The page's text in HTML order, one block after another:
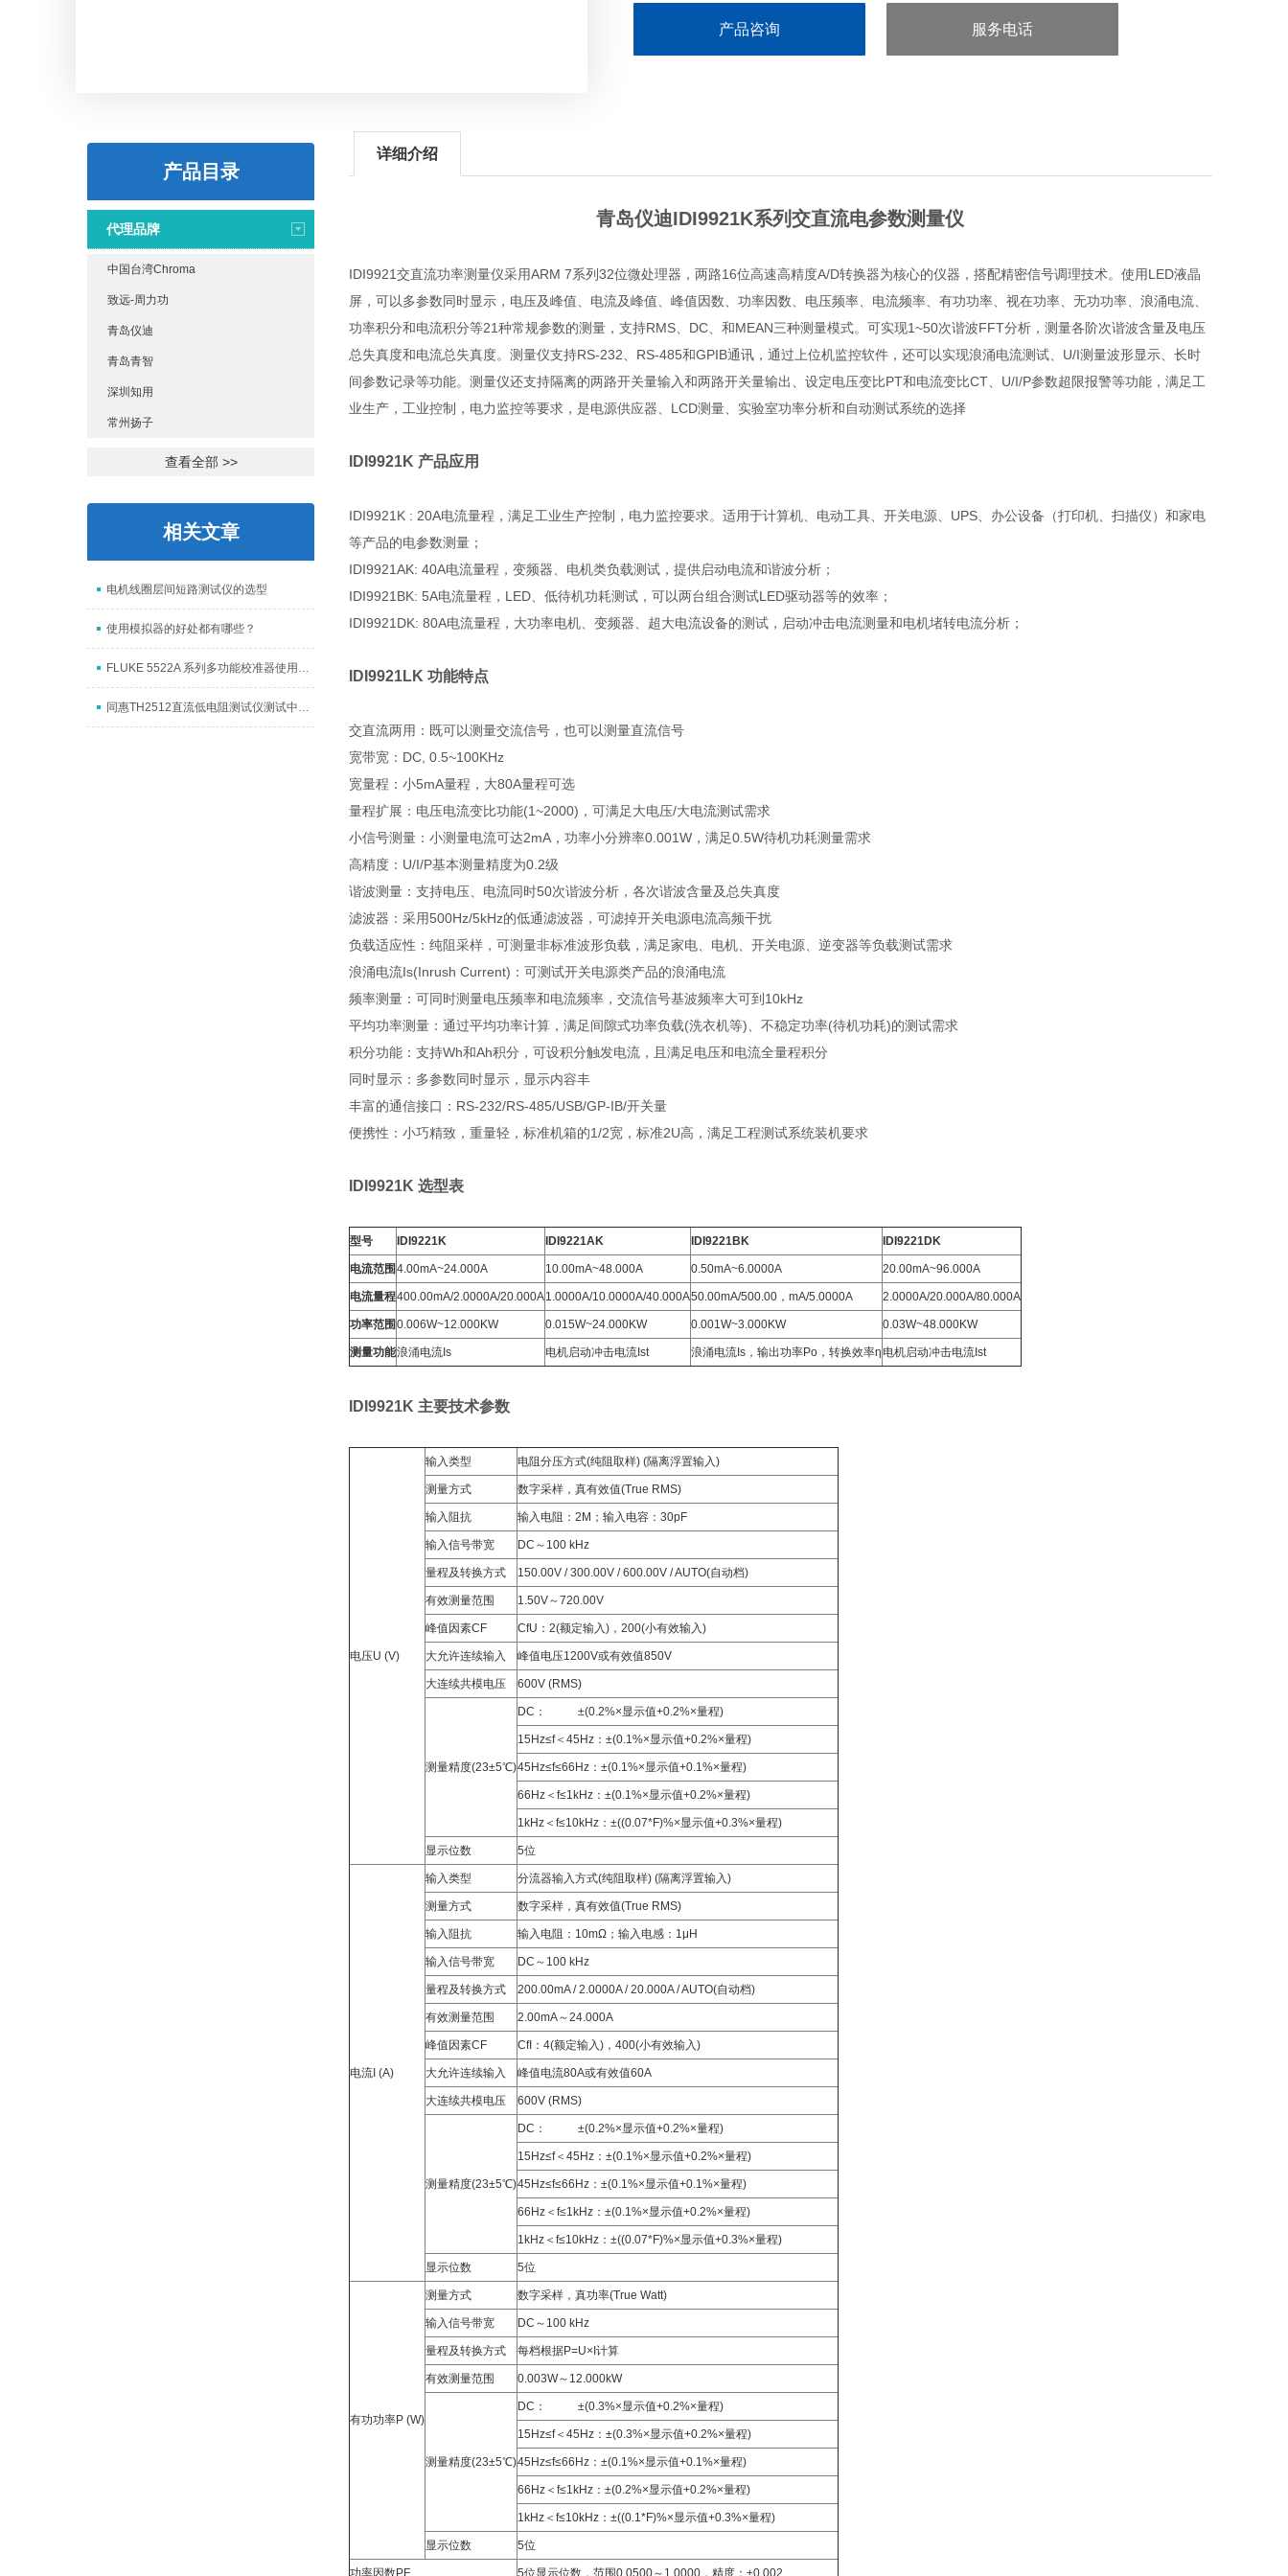
产品咨询 服务电话
产品目录
代理品牌
中国台湾Chroma
致远-周力功
青岛仪迪
青岛青智
深圳知用
常州扬子
查看全部 >>
相关文章
电机线圈层间短路测试仪的选型
使用模拟器的好处都有哪些？
FLUKE 5522A 系列多功能校准器使用注意事项
同惠TH2512直流低电阻测试仪测试中应注意的问题
详细介绍
青岛仪迪IDI9921K系列交直流电参数测量仪
IDI9921交直流功率测量仪采用ARM 7系列32位微处理器，两路16位高速高精度A/D转换器为核心的仪器，搭配精密信号调理技术。使用LED液晶
屏，可以多参数同时显示，电压及峰值、电流及峰值、峰值因数、功率因数、电压频率、电流频率、有功功率、视在功率、无功功率、浪涌电流、
功率积分和电流积分等21种常规参数的测量，支持RMS、DC、和MEAN三种测量模式。可实现1~50次谐波FFT分析，测量各阶次谐波含量及电压
总失真度和电流总失真度。测量仪支持RS-232、RS-485和GPIB通讯，通过上位机监控软件，还可以实现浪涌电流测试、U/I测量波形显示、长时
间参数记录等功能。测量仪还支持隔离的两路开关量输入和两路开关量输出、设定电压变比PT和电流变比CT、U/I/P参数超限报警等功能，满足工
业生产，工业控制，电力监控等要求，是电源供应器、LCD测量、实验室功率分析和自动测试系统的选择
IDI9921K 产品应用
IDI9921K : 20A电流量程，满足工业生产控制，电力监控要求。适用于计算机、电动工具、开关电源、UPS、办公设备（打印机、扫描仪）和家电
等产品的电参数测量；
IDI9921AK: 40A电流量程，变频器、电机类负载测试，提供启动电流和谐波分析；
IDI9921BK: 5A电流量程，LED、低待机功耗测试，可以两台组合测试LED驱动器等的效率；
IDI9921DK: 80A电流量程，大功率电机、变频器、超大电流设备的测试，启动冲击电流测量和电机堵转电流分析；
IDI9921LK 功能特点
交直流两用：既可以测量交流信号，也可以测量直流信号
宽带宽：DC, 0.5~100KHz
宽量程：小5mA量程，大80A量程可选
量程扩展：电压电流变比功能(1~2000)，可满足大电压/大电流测试需求
小信号测量：小测量电流可达2mA，功率小分辨率0.001W，满足0.5W待机功耗测量需求
高精度：U/I/P基本测量精度为0.2级
谐波测量：支持电压、电流同时50次谐波分析，各次谐波含量及总失真度
滤波器：采用500Hz/5kHz的低通滤波器，可滤掉开关电源电流高频干扰
负载适应性：纯阻采样，可测量非标准波形负载，满足家电、电机、开关电源、逆变器等负载测试需求
浪涌电流Is(Inrush Current)：可测试开关电源类产品的浪涌电流
频率测量：可同时测量电压频率和电流频率，交流信号基波频率大可到10kHz
平均功率测量：通过平均功率计算，满足间隙式功率负载(洗衣机等)、不稳定功率(待机功耗)的测试需求
积分功能：支持Wh和Ah积分，可设积分触发电流，且满足电压和电流全量程积分
同时显示：多参数同时显示，显示内容丰
丰富的通信接口：RS-232/RS-485/USB/GP-IB/开关量
便携性：小巧精致，重量轻，标准机箱的1/2宽，标准2U高，满足工程测试系统装机要求
IDI9921K 选型表
型号 IDI9221K IDI9221AK IDI9221BK IDI9221DK
电流范围 4.00mA~24.000A 10.00mA~48.000A 0.50mA~6.0000A 20.00mA~96.000A
电流量程400.00mA/2.0000A/20.000A1.0000A/10.0000A/40.000A50.00mA/500.00，mA/5.0000A 2.0000A/20.000A/80.000A
功率范围 0.006W~12.000KW 0.015W~24.000KW 0.001W~3.000KW 0.03W~48.000KW
测量功能浪涌电流Is 电机启动冲击电流Ist 浪涌电流Is，输出功率Po，转换效率η 电机启动冲击电流Ist
IDI9921K 主要技术参数
电压U (V)
输入类型 电阻分压方式(纯阻取样) (隔离浮置输入)
测量方式 数字采样，真有效值(True RMS)
输入阻抗 输入电阻：2M；输入电容：30pF
输入信号带宽 DC～100 kHz
量程及转换方式 150.00V / 300.00V / 600.00V / AUTO(自动档)
有效测量范围 1.50V～720.00V
峰值因素CF CfU：2(额定输入)，200(小有效输入)
大允许连续输入 峰值电压1200V或有效值850V
大连续共模电压 600V (RMS)
测量精度(23±5℃)
DC： ±(0.2%×显示值+0.2%×量程)
15Hz≤f＜45Hz：±(0.1%×显示值+0.2%×量程)
45Hz≤f≤66Hz：±(0.1%×显示值+0.1%×量程)
66Hz＜f≤1kHz：±(0.1%×显示值+0.2%×量程)
1kHz＜f≤10kHz：±((0.07*F)%×显示值+0.3%×量程)
显示位数 5位
电流I (A)
输入类型 分流器输入方式(纯阻取样) (隔离浮置输入)
测量方式 数字采样，真有效值(True RMS)
输入阻抗 输入电阻：10mΩ；输入电感：1μH
输入信号带宽 DC～100 kHz
量程及转换方式 200.00mA / 2.0000A / 20.000A / AUTO(自动档)
有效测量范围 2.00mA～24.000A
峰值因素CF CfI：4(额定输入)，400(小有效输入)
大允许连续输入 峰值电流80A或有效值60A
大连续共模电压 600V (RMS)
测量精度(23±5℃)
DC： ±(0.2%×显示值+0.2%×量程)
15Hz≤f＜45Hz：±(0.1%×显示值+0.2%×量程)
45Hz≤f≤66Hz：±(0.1%×显示值+0.1%×量程)
66Hz＜f≤1kHz：±(0.1%×显示值+0.2%×量程)
1kHz＜f≤10kHz：±((0.07*F)%×显示值+0.3%×量程)
显示位数 5位
有功功率P (W)
测量方式 数字采样，真功率(True Watt)
输入信号带宽 DC～100 kHz
量程及转换方式 每档根据P=U×I计算
有效测量范围 0.003W～12.000kW
测量精度(23±5℃)
DC： ±(0.3%×显示值+0.2%×量程)
15Hz≤f＜45Hz：±(0.3%×显示值+0.2%×量程)
45Hz≤f≤66Hz：±(0.1%×显示值+0.1%×量程)
66Hz＜f≤1kHz：±(0.2%×显示值+0.2%×量程)
1kHz＜f≤10kHz：±((0.1*F)%×显示值+0.3%×量程)
显示位数 5位
功率因数PF 5位显示位数，范围0.0500～1.0000，精度：±0.002